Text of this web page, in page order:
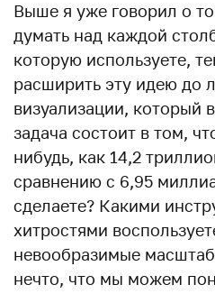
Выше я уже говорил о
думать над каждой
которую используете,
расширить эту идею до
визуализации, который
задача состоит в том,
нибудь, как 14,2
сравнению с 6,95
сделаете? Какими
хитростями
невообразимые
нечто, что мы можем